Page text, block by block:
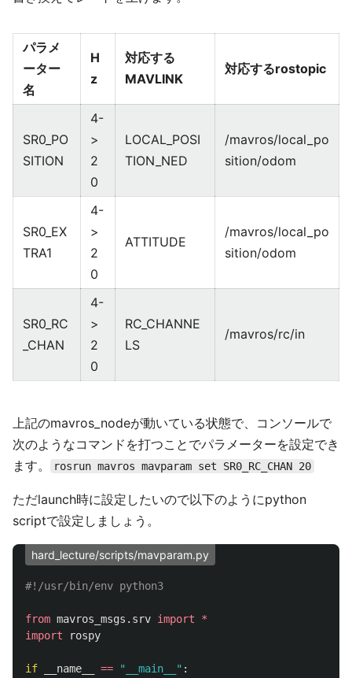
パラメ
ーター
名
H
z
対応する
MAVLINK
対応するrostopic
SR0_PO
SITION
4-
>
2
0
LOCAL_POSI
TION_NED
/mavros/local_po
sition/odom
SR0_EX
TRA1
4-
>
2
0
ATTITUDE
/mavros/local_po
sition/odom
SR0_RC
_CHAN
4-
>
2
0
RC_CHANNE
LS
/mavros/rc/in
上記のmavros_nodeが動いている状態で、コンソールで
次のようなコマンドを打つことでパラメーターを設定でき
ます。
rosrun mavros mavparam set SR0_RC_CHAN 20
ただlaunch時に設定したいので以下のようにpython
scriptで設定しましょう。
hard_lecture/scripts/mavparam.py
from mavros_msgs.srv import
*
import
rospy
if __name__ == " __main__ " :